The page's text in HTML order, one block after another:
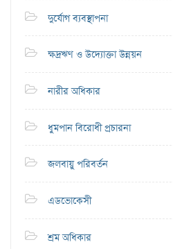
দুর্যোগ ব্যবস্থাপনা
ক্ষদ্রঋণ ও উদ্যোক্তা উন্নয়ন
নারীর অধিকার
ধুমপান বিরোধী প্রচারনা
জলবায়ু পরিবর্তন
এডভোকেসী
শ্রম অধিকার